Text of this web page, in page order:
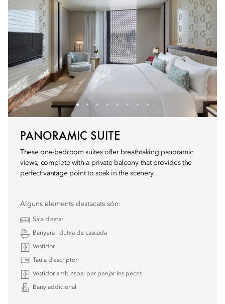
PANORAMIC SUITE
These one-bedroom suites offer breathtaking panoramic
views, complete with a private balcony that provides the
perfect vantage point to soak in the scenery.
Alguns elements destacats són:
Sala d’estar
Banyera i dutxa de cascada
Vestidor
Taula d’escriptori
Vestidor amb espai per penjar les peces
Bany addicional